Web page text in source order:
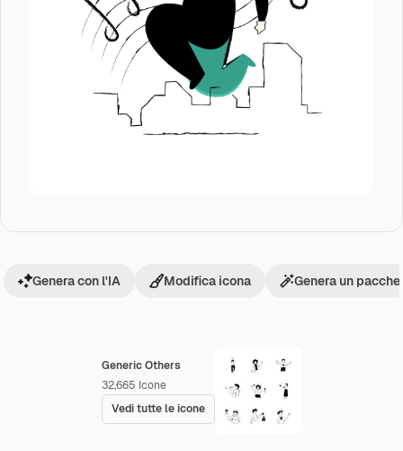
Generic Others
32,665 Icone
Vedi tutte le icone
Genera con l'IA Modifica icona Genera un